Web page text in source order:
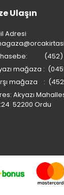
Ulaşın
Adresi
(452)
mağaza :
mağaza :
Akyazı
52200 Ordu